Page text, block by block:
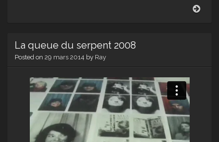
La queue du serpent 2008
Posted on 29 mars 2014 by Ray